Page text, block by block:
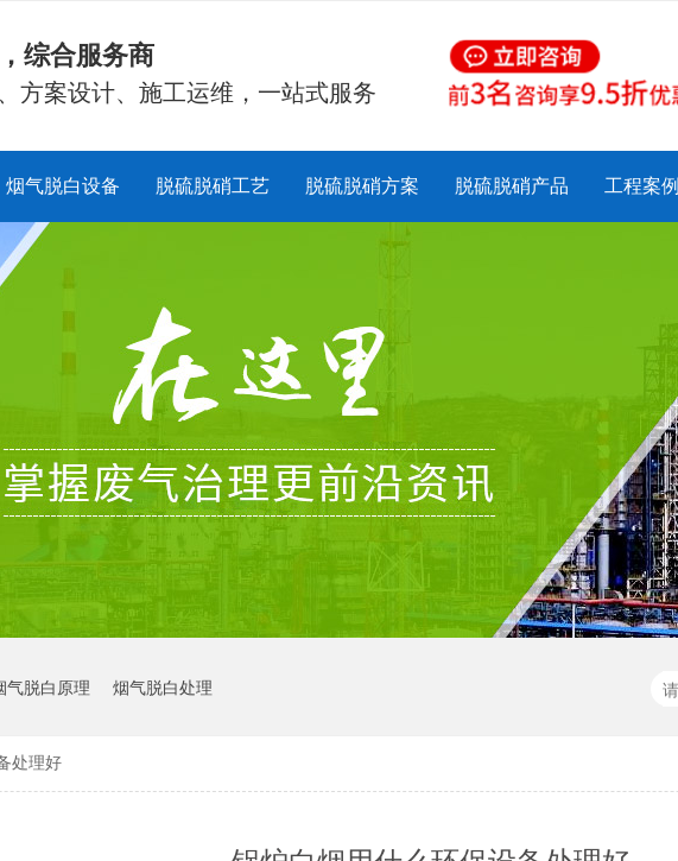
综合服务商
方案设计、施工运维，一站式服务
烟气脱白设备 脱硫脱硝工艺 脱硫脱硝方案 脱硫脱硝产品 工程案例
气脱白原理 烟气脱白处理
处理好